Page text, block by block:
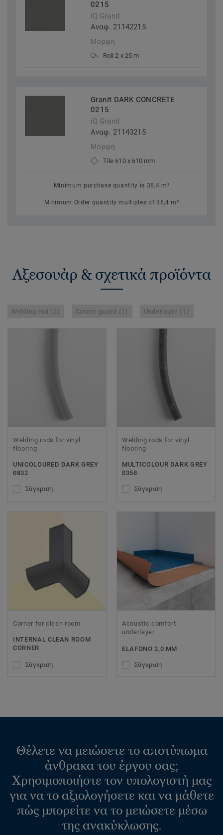
0215
iQ Granit
Αναφ. 21142215
Μορφή
Roll 2 x 25 m
Granit DARK CONCRETE
0215
iQ Granit
Αναφ. 21143215
Μορφή
Tile 610 x 610 mm
Minimum purchase quantity is 36,4 m²
Minimum Order quantity multiples of 36,4 m²
Αξεσουάρ & σχετικά προϊόντα
Welding rod (2) Corner guard (1) Underlayer (1)
Welding rods for vinyl
flooring
UNICOLOURED DARK GREY
0832
Σύγκριση
Welding rods for vinyl
flooring
MULTICOLOUR DARK GREY
0358
Σύγκριση
Corner for clean room
INTERNAL CLEAN ROOM
CORNER
Σύγκριση
Acoustic comfort
underlayer
ELAFONO 2,0 MM
Σύγκριση
Θέλετε να μειώσετε το αποτύπωμα
άνθρακα του έργου σας;
Χρησιμοποιήστε τον υπολογιστή μας
για να το αξιολογήσετε και να μάθετε
πώς μπορείτε να το μειώσετε μέσω
της ανακύκλωσης.